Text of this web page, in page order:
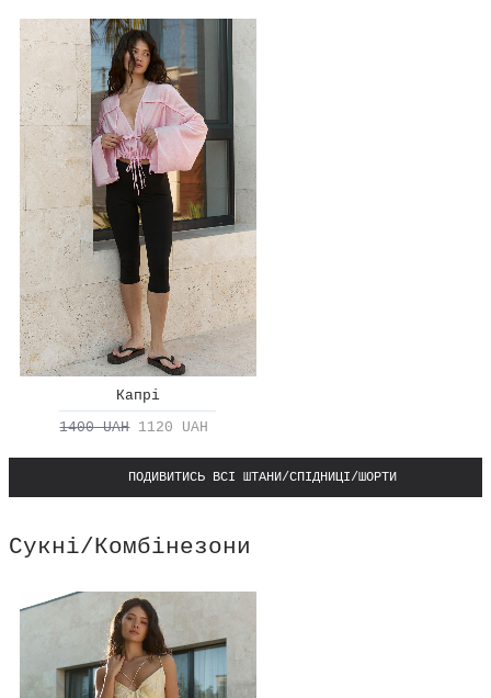
Капрі
1400 UAH 1120 UAH
ПОДИВИТИСЬ ВСІ ШТАНИ/СПІДНИЦІ/ШОРТИ
Сукні/Комбінезони